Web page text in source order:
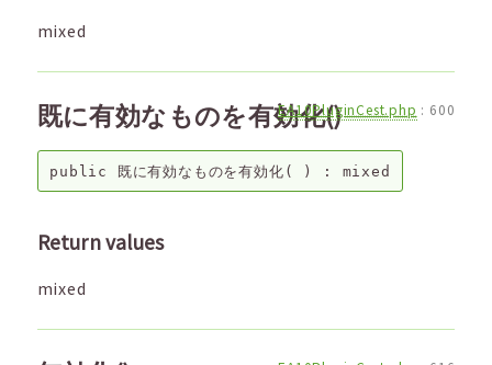
mixed
既に有効なものを有効化()EA10PluginCest.php : 600
public 既に有効なものを有効化 ( ) : mixed
Return values
mixed